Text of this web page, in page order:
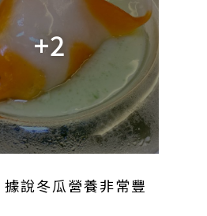
+2
說冬瓜營養非常豐